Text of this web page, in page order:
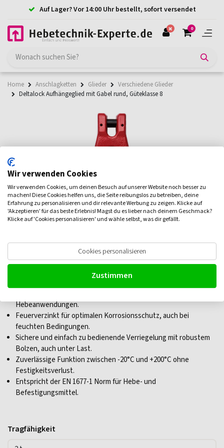
Auf Lager? Vor 14:00 Uhr bestellt, sofort versendet
0
Home Anschlagketten Glieder
Verschiedene Glieder
Deltalock Aufhängeglied mit Gabel rund, Güteklasse 8
Deltalock Aufhängeglied mit Gabel
rund, Güteklasse 8
Hebeanwendungen.
Feuerverzinkt für optimalen Korrosionsschutz, auch bei
feuchten Bedingungen.
Sichere und einfach zu bedienende Verriegelung mit robustem
Bolzen, auch unter Last.
Zuverlässige Funktion zwischen -20°C und +200°C ohne
Festigkeitsverlust.
Entspricht der EN 1677-1 Norm für Hebe- und
Befestigungsmittel.
Tragfähigkeit
Wir verwenden Cookies
Wir verwenden Cookies, um deinen Besuch auf unserer Website noch besser zu
machen! Diese Cookies helfen uns, die Seite reibungslos zu betreiben, deine
Erfahrung zu personalisieren und dir relevante Werbung zu zeigen. Klicke auf
'Akzeptieren' für das beste Erlebnis! Magst du es lieber nach deinem Geschmack?
Klicke auf 'Cookies personalisieren' und wähle selbst, was dir gefällt.
Cookies personalisieren
Zustimmen